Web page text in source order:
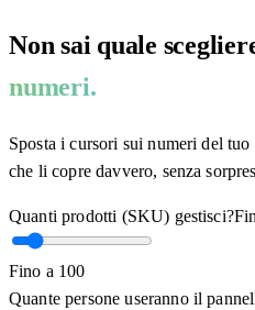
Non sai quale
numeri.
Sposta i cursori sui numeri del
che li copre davvero, senza
Quanti prodotti (SKU) gestisci?
Fino a 100
Quante persone useranno il